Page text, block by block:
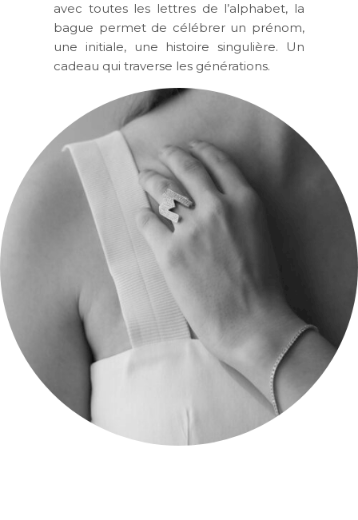
avec toutes les lettres de l’alphabet, la
bague permet de célébrer un prénom,
une initiale, une histoire singulière. Un
cadeau qui traverse les générations.